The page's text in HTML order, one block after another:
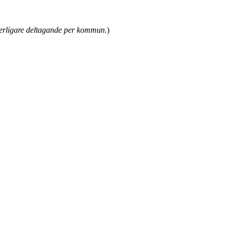
deltagande per kommun.)